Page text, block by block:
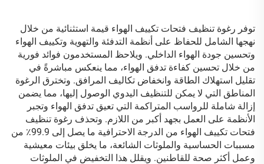
توفر رغوة تنظيف فتحات تكييف الهواء قيمة استثنائية من خلال
نهجها الشامل للحفاظ على أنظمة التدفئة والتهوية وتكييف الهواء
وتحسين جودة الهواء الداخلي. ويلاحظ المستخدمون فوائد فورية
من خلال تحسين كفاءة تدفق الهواء، مما ينعكس مباشرةً في
تقليل استهلاك الطاقة وانخفاض تكاليف المرافق. وتخترق الرغوة
المناطق التي لا يمكن للتنظيف اليدوي الوصول إليها، مما يضمن
إزالة شاملة للرواسب المتراكمة التي تعيق تدفق الهواء وتجبر
الأنظمة على العمل بجهد أكبر من اللازم. وتحذف رغوة تنظيف
فتحات تكييف الهواء من الدرجة الاحترافية ما يصل إلى 99.9٪ من
مسببات الحساسية والملوثات الشائعة، ما يخلق بيئات معيشية
وعمل أكثر صحة للقاطنين. ويقلل هذا التخفيض في الملوثات